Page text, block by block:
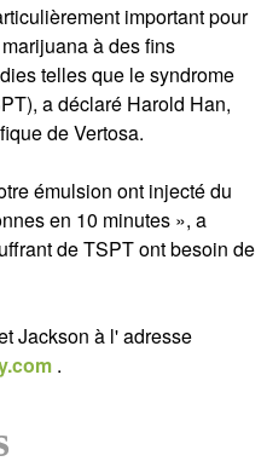
important pour
à des fins
telles que le syndrome
a déclaré Harold Han,
de Vertosa.
émulsion ont injecté du
en 10 minutes », a
de TSPT ont besoin de
Jackson à l' adresse
.